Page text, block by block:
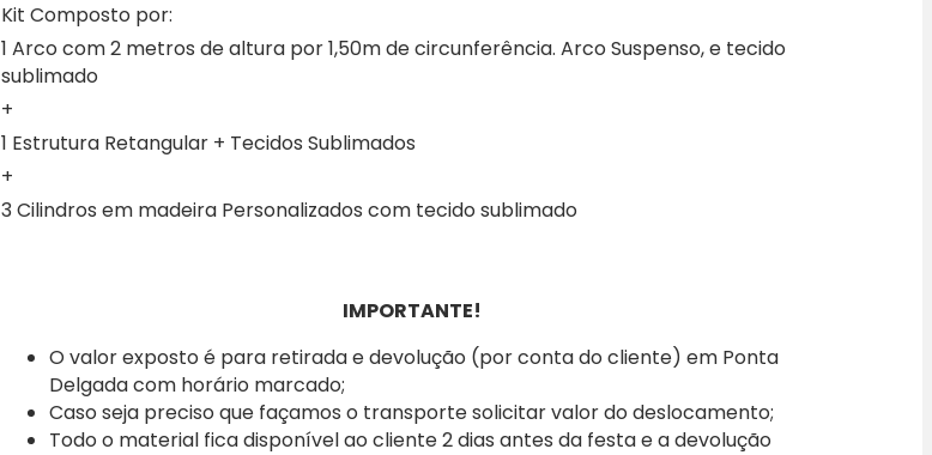
2
Painéis
com
Menino,
Kit
Decoração,
Ilha
Kit Composto por:
1 Arco com 2 metros de altura por 1,50m de circunferência. Arco Suspenso, e tecido
sublimado
+
1 Estrutura Retangular + Tecidos Sublimados
+
3 Cilindros em madeira Personalizados com tecido sublimado
IMPORTANTE!
O valor exposto é para retirada e devolução (por conta do cliente) em Ponta
Delgada com horário marcado;
Caso seja preciso que façamos o transporte solicitar valor do deslocamento;
Todo o material fica disponível ao cliente 2 dias antes da festa e a devolução